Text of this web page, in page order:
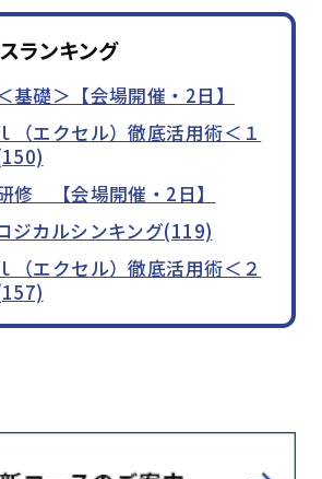
ランキング
基礎＞【会場開催・2日】
（エクセル）徹底活用術＜１
修 【会場開催・2日】
ジカルシンキング(119)
（エクセル）徹底活用術＜２